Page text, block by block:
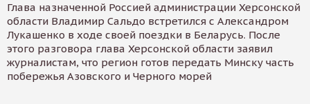
Глава назначенной Россией администрации Херсонской
области Владимир Сальдо встретился с Александром
Лукашенко в ходе своей поездки в Беларусь. После
этого разговора глава Херсонской области заявил
журналистам, что регион готов передать Минску часть
побережья Азовского и Черного морей